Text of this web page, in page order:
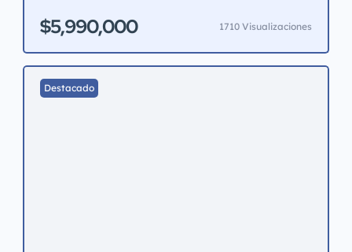
construcción. Sólo 20 casas con seguridad, áreas
comunes con alberca y terraza, jardines y
hermosos árboles. Frente al Centro Cultural
González Gallo, (antigua estación del tren) y a
$5,990,000 1710 Visualizaciones
Destacado